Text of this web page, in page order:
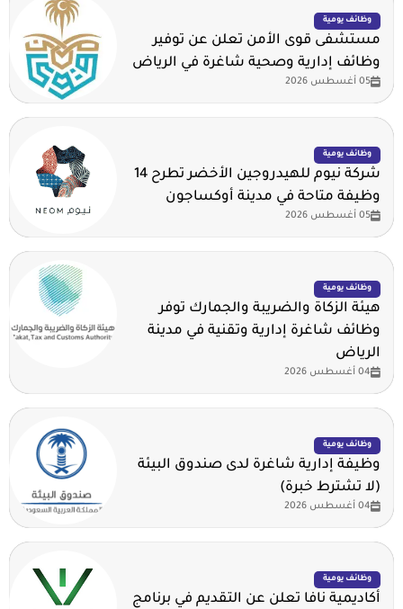
وظائف يومية
مستشفى قوى الأمن تعلن عن توفير
وظائف إدارية وصحية شاغرة في الرياض
05 أغسطس 2026
وظائف يومية
شركة نيوم للهيدروجين الأخضر تطرح 14
وظيفة متاحة في مدينة أوكساجون
05 أغسطس 2026
وظائف يومية
هيئة الزكاة والضريبة والجمارك توفر
وظائف شاغرة إدارية وتقنية في مدينة
الرياض
04 أغسطس 2026
وظائف يومية
وظيفة إدارية شاغرة لدى صندوق البيئة
(لا تشترط خبرة)
04 أغسطس 2026
وظائف يومية
أكاديمية نافا تعلن عن التقديم في برنامج